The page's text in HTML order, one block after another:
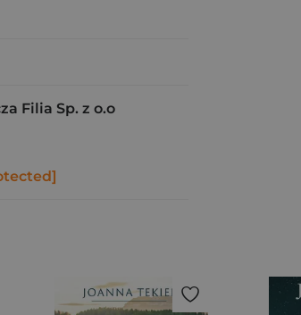
Filia Sp. z o.o